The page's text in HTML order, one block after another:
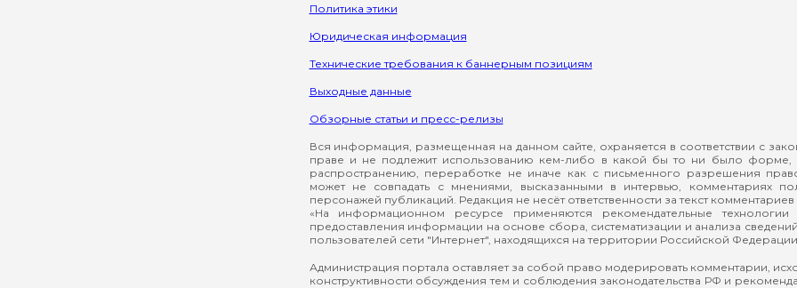
Политика этики
Юридическая информация
Технические требования к баннерным позициям
Выходные данные
Обзорные статьи и пресс-релизы
Вся информация, размещенная на данном сайте, охраняется в соответствии с
праве и не подлежит использованию кем-либо в какой бы то ни было форме,
распространению, переработке не иначе как с письменного разрешения
может не совпадать с мнениями, высказанными в интервью, комментариях
персонажей публикаций. Редакция не несёт ответственности за текст комментариев
«На информационном ресурсе применяются рекомендательные
предоставления информации на основе сбора, систематизации и анализа
пользователей сети "Интернет", находящихся на территории Российской
Администрация портала оставляет за собой право модерировать комментарии,
конструктивности обсуждения тем и соблюдения законодательства РФ и